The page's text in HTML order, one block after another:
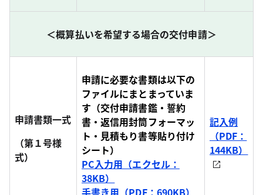
＜概算払いを希望する場合の交付申請＞
申請書類一式
（第１号様
式）
申請に必要な書類は以下の
ファイルにまとまっていま
す（交付申請書鑑・誓約
書・返信用封筒フォーマッ
ト・見積もり書等貼り付け
シート）
PC入力用（エクセル：
38KB）
手書き用（PDF：690KB）
記入例
（PDF：
144KB）